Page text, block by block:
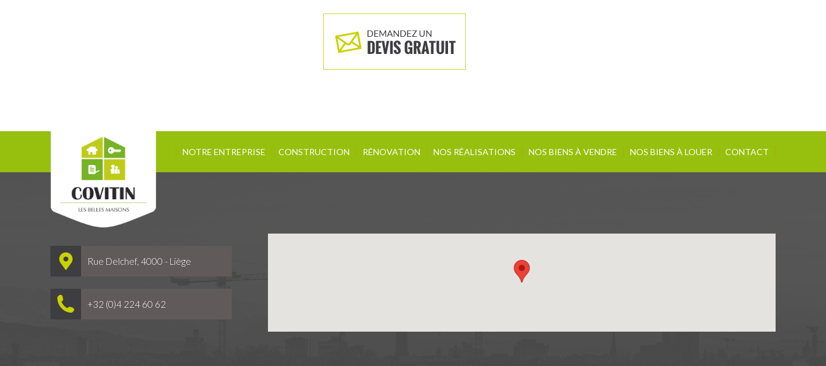
NOTRE ENTREPRISE CONSTRUCTION RÉNOVATION NOS RÉALISATIONS NOS BIENS À VENDRE NOS BIENS À LOUER CONTACT
Rue Delchef, 4000 - Liège
+32 (0)4 224 60 62